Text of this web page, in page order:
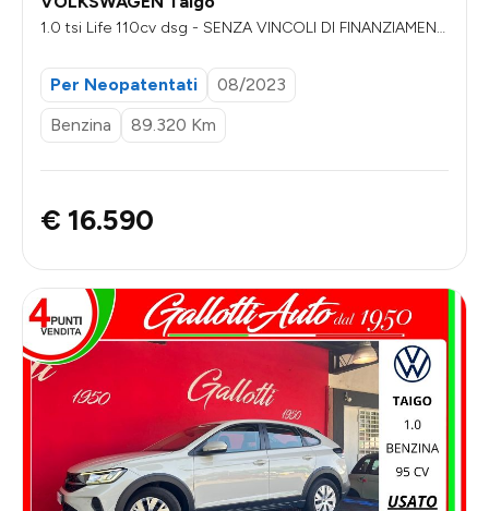
1.0 tsi Life 110cv dsg - SENZA VINCOLI DI FINANZIAMENT
Per Neopatentati
08/2023
Benzina
89.320 Km
€ 16.590